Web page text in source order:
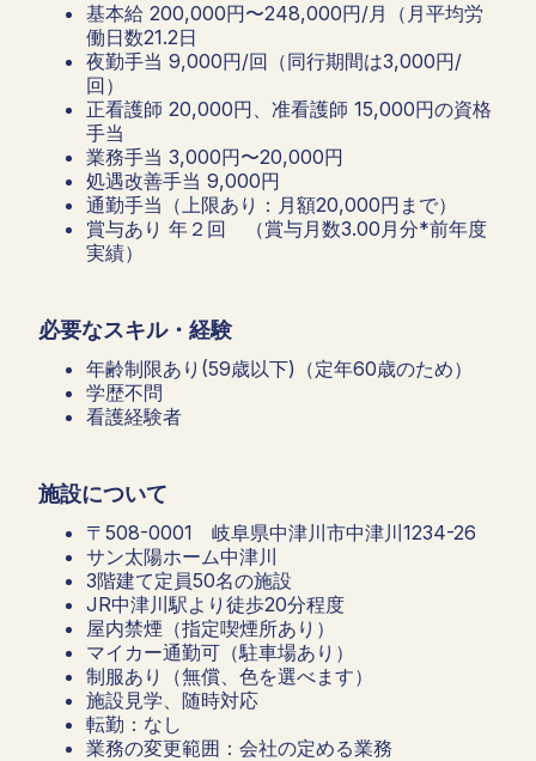
基本給 200,000円〜248,000円/月（月平均労
働日数21.2日
夜勤手当 9,000円/回（同行期間は3,000円/
回）
正看護師 20,000円、准看護師 15,000円の資格
手当
業務手当 3,000円〜20,000円
処遇改善手当 9,000円
通勤手当（上限あり：月額20,000円まで）
賞与あり 年２回 （賞与月数3.00月分*前年度
実績）
必要なスキル・経験
年齢制限あり(59歳以下)（定年60歳のため）
学歴不問
看護経験者
施設について
〒508-0001 岐阜県中津川市中津川1234-26
サン太陽ホーム中津川
3階建て定員50名の施設
JR中津川駅より徒歩20分程度
屋内禁煙（指定喫煙所あり）
マイカー通勤可（駐車場あり）
制服あり（無償、色を選べます）
施設見学、随時対応
転勤：なし
業務の変更範囲：会社の定める業務